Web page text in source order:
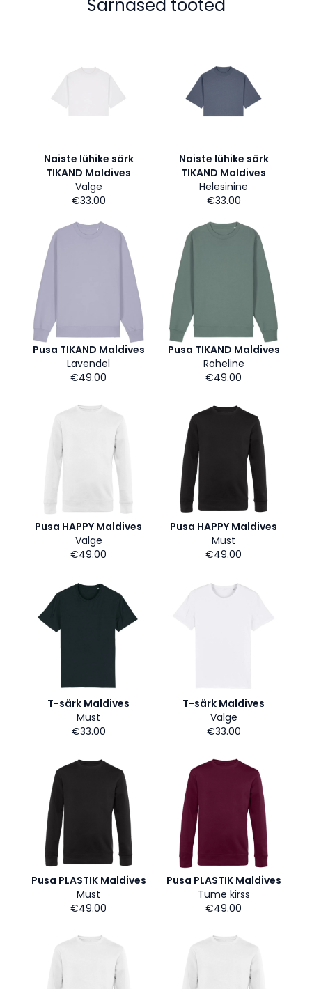
Sarnased tooted
Naiste lühike särk
TIKAND Maldives
Valge
€33.00
Naiste lühike särk
TIKAND Maldives
Helesinine
€33.00
Pusa TIKAND Maldives
Lavendel
€49.00
Pusa TIKAND Maldives
Roheline
€49.00
Pusa HAPPY Maldives
Valge
€49.00
Pusa HAPPY Maldives
Must
€49.00
T-särk Maldives
Must
€33.00
T-särk Maldives
Valge
€33.00
Pusa PLASTIK Maldives
Must
€49.00
Pusa PLASTIK Maldives
Tume kirss
€49.00